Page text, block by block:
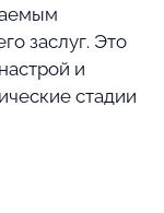
заслуг. Это
и
стадии